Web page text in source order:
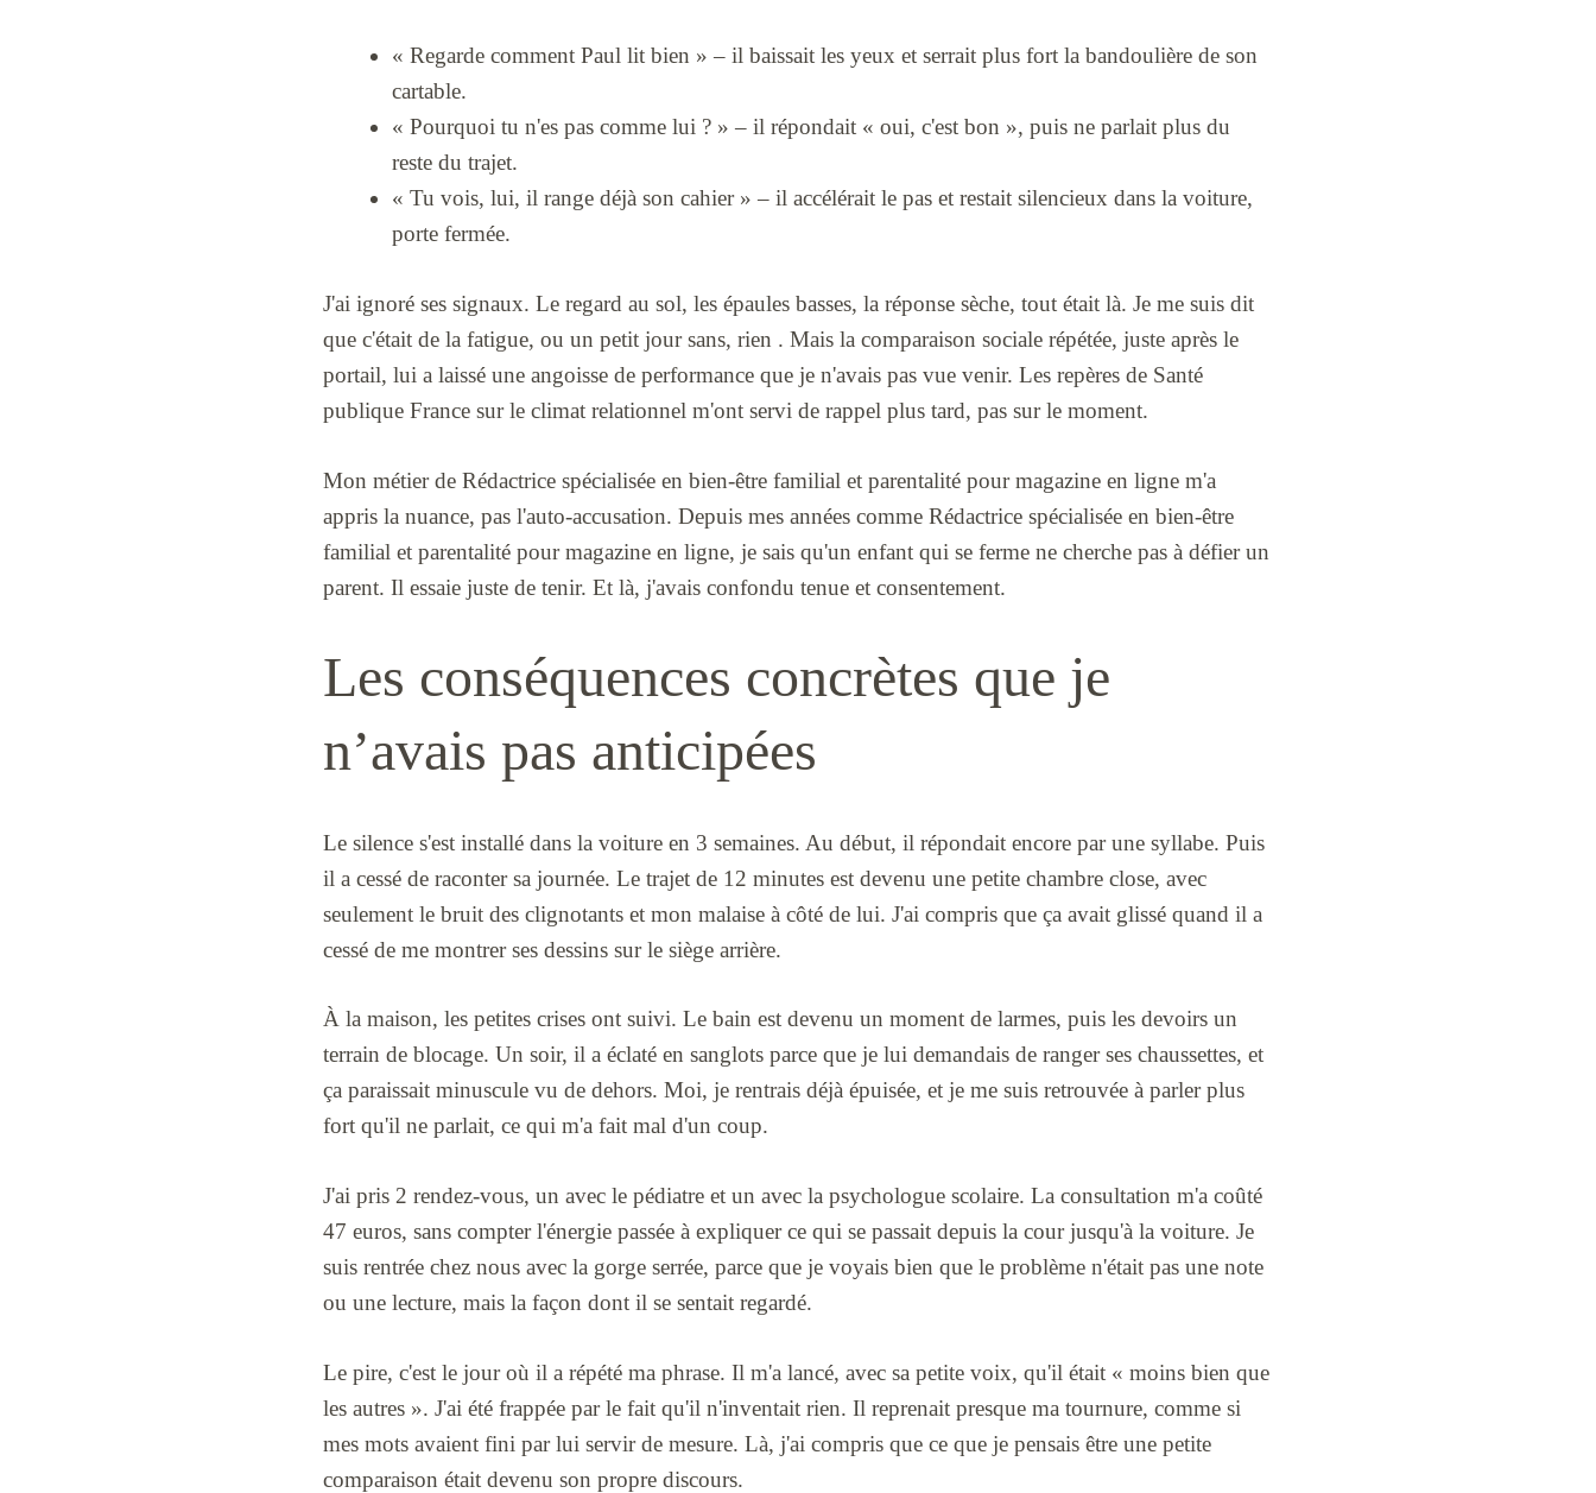
« Regarde comment Paul lit bien » – il baissait les yeux et serrait plus fort la bandoulière de son
cartable.
« Pourquoi tu n'es pas comme lui ? » – il répondait « oui, c'est bon », puis ne parlait plus du
reste du trajet.
« Tu vois, lui, il range déjà son cahier » – il accélérait le pas et restait silencieux dans la voiture,
porte fermée.
J'ai ignoré ses signaux. Le regard au sol, les épaules basses, la réponse sèche, tout était là. Je me suis dit
que c'était de la fatigue, ou un petit jour sans, rien . Mais la comparaison sociale répétée, juste après le
portail, lui a laissé une angoisse de performance que je n'avais pas vue venir. Les repères de Santé
publique France sur le climat relationnel m'ont servi de rappel plus tard, pas sur le moment.
Mon métier de Rédactrice spécialisée en bien-être familial et parentalité pour magazine en ligne m'a
appris la nuance, pas l'auto-accusation. Depuis mes années comme Rédactrice spécialisée en bien-être
familial et parentalité pour magazine en ligne, je sais qu'un enfant qui se ferme ne cherche pas à défier un
parent. Il essaie juste de tenir. Et là, j'avais confondu tenue et consentement.
Les conséquences concrètes que je
n’avais pas anticipées
Le silence s'est installé dans la voiture en 3 semaines. Au début, il répondait encore par une syllabe. Puis
il a cessé de raconter sa journée. Le trajet de 12 minutes est devenu une petite chambre close, avec
seulement le bruit des clignotants et mon malaise à côté de lui. J'ai compris que ça avait glissé quand il a
cessé de me montrer ses dessins sur le siège arrière.
À la maison, les petites crises ont suivi. Le bain est devenu un moment de larmes, puis les devoirs un
terrain de blocage. Un soir, il a éclaté en sanglots parce que je lui demandais de ranger ses chaussettes, et
ça paraissait minuscule vu de dehors. Moi, je rentrais déjà épuisée, et je me suis retrouvée à parler plus
fort qu'il ne parlait, ce qui m'a fait mal d'un coup.
J'ai pris 2 rendez-vous, un avec le pédiatre et un avec la psychologue scolaire. La consultation m'a coûté
47 euros, sans compter l'énergie passée à expliquer ce qui se passait depuis la cour jusqu'à la voiture. Je
suis rentrée chez nous avec la gorge serrée, parce que je voyais bien que le problème n'était pas une note
ou une lecture, mais la façon dont il se sentait regardé.
Le pire, c'est le jour où il a répété ma phrase. Il m'a lancé, avec sa petite voix, qu'il était « moins bien que
les autres ». J'ai été frappée par le fait qu'il n'inventait rien. Il reprenait presque ma tournure, comme si
mes mots avaient fini par lui servir de mesure. Là, j'ai compris que ce que je pensais être une petite
comparaison était devenu son propre discours.